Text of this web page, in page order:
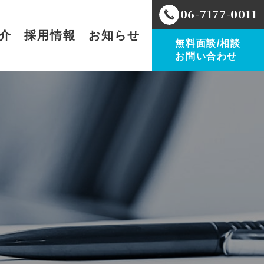
採用情報 お知らせ
06-7177-0011
無料面談/相談
お問い合わせ